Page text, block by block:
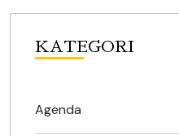
KATEGORI
Agenda